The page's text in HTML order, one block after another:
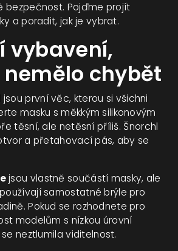
bezpečnost. Pojďme projít
a poradit, jak je vybrat.
vybavení,
chybět
jsou první věc, kterou si všichni
masku s měkkým silikonovým
těsní, ale netěsní příliš. Šnorchl
a přetahovací pás, aby se
jsou vlastně součástí masky, ale
samostatné brýle pro
Pokud se rozhodnete pro
modelům s nízkou úrovní
neztlumila viditelnost.